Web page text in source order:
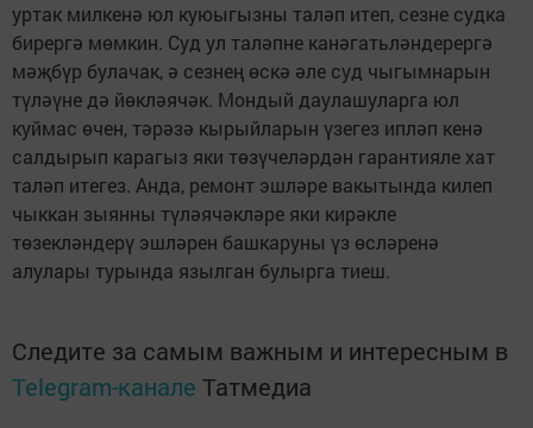
уртак милкенә юл куюыгызны таләп итеп, сезне судка
бирергә мөмкин. Суд ул таләпне канәгатьләндерергә
мәҗбүр булачак, ә сезнең өскә әле суд чыгымнарын
түләүне дә йөкләячәк. Мондый даулашуларга юл
куймас өчен, тәрәзә кырыйларын үзегез ипләп кенә
салдырып карагыз яки төзүчеләрдән гарантияле хат
таләп итегез. Анда, ремонт эшләре вакытында килеп
чыккан зыянны түләячәкләре яки кирәкле
төзекләндерү эшләрен башкаруны үз өсләренә
алулары турында язылган булырга тиеш.
Следите за самым важным и интересным в
Telegram-канале Татмедиа